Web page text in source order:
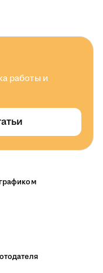
работы и